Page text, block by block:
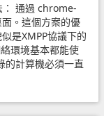
： 通過 chrome-
。這個方案的優
是XMPP協議下的
環境基本都能使
的計算機必須一直